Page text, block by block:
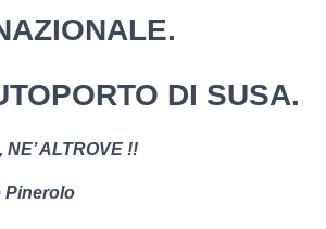
DI SUSA.
NE’ ALTROVE !!
Pinerolo